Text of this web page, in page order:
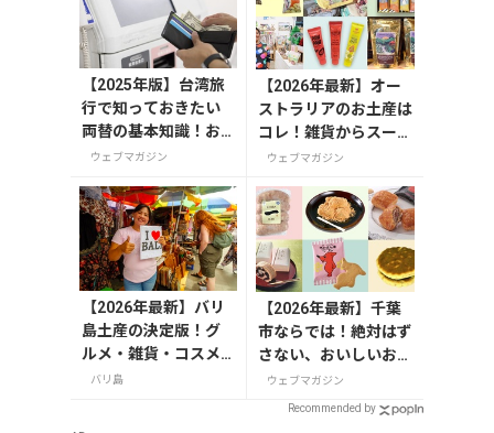
【2025年版】台湾旅
行で知っておきたい
両替の基本知識！お
すすめの両替方法も
ウェブマガジン
【2026年最新】オー
ストラリアのお土産は
コレ！雑貨からスーパ
ーでも買えるグルメま
ウェブマガジン
【2026年最新】バリ
島土産の決定版！グ
ルメ・雑貨・コスメ
のおすすめ20選
バリ島
【2026年最新】千葉
市ならでは！絶対はず
さない、おいしいお土
産10選
ウェブマガジン
Recommended by